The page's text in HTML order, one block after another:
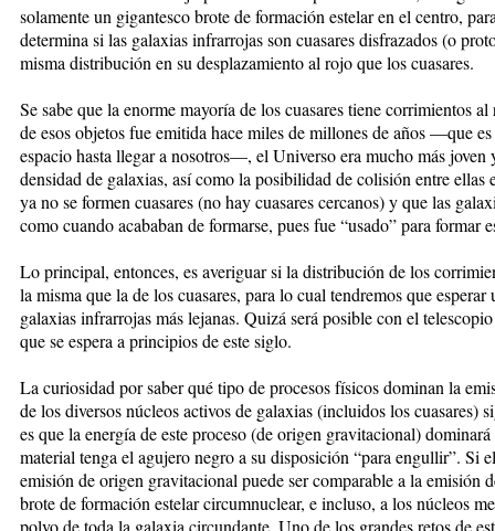
solamente un gigantesco brote de formación estelar en el centro,
determina si las galaxias infrarrojas son cuasares disfrazados (o
misma distribución en su desplazamiento al rojo que los cuasares.
Se sabe que la enorme mayoría de los cuasares tiene corrimientos
de esos objetos fue emitida hace miles de millones de años —que
espacio hasta llegar a nosotros—, el Universo era mucho más joven
densidad de galaxias, así como la posibilidad de colisión entre ellas
ya no se formen cuasares (no hay cuasares cercanos) y que las
como cuando acababan de formarse, pues fue “usado” para formar
Lo principal, entonces, es averiguar si la distribución de los
la misma que la de los cuasares, para lo cual tendremos que
galaxias infrarrojas más lejanas. Quizá será posible con el
que se espera a principios de este siglo.
La curiosidad por saber qué tipo de procesos físicos dominan la
de los diversos núcleos activos de galaxias (incluidos los cuasares)
es que la energía de este proceso (de origen gravitacional)
material tenga el agujero negro a su disposición “para engullir”. Si
emisión de origen gravitacional puede ser comparable a la emisión
brote de formación estelar circumnuclear, e incluso, a los núcleos
polvo de toda la galaxia circundante. Uno de los grandes retos de